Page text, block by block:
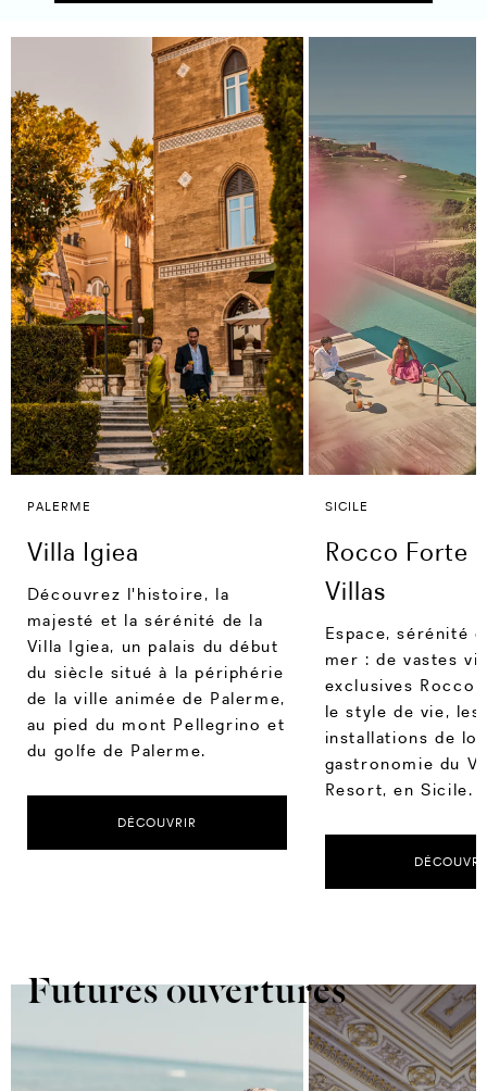
PALERME
Villa Igiea
Découvrez l'histoire, la
majesté et la sérénité de la
Villa Igiea, un palais du début
du siècle situé à la périphérie
de la ville animée de Palerme,
au pied du mont Pellegrino et
du golfe de Palerme.
DÉCOUVRIR
SICILE
Rocco Forte
Villas
Espace, sérénité
mer : de vastes
exclusives Rocco
le style de vie, les
installations de
gastronomie du
Resort, en Sicile.
Futures ouvertures